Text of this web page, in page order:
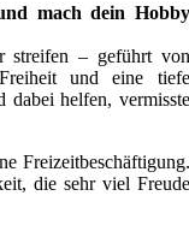
mach dein Hobby
streifen – geführt von
und eine tiefe
dabei helfen, vermisste
Freizeitbeschäftigung.
die sehr viel Freude